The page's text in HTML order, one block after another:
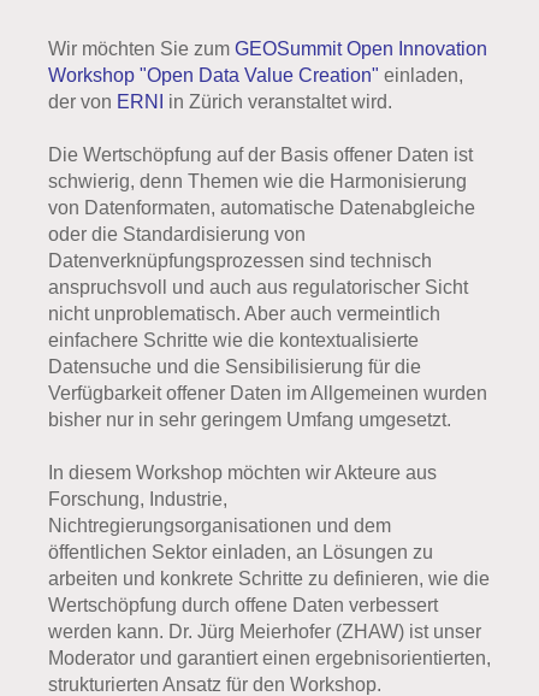
Wir möchten Sie zum GEOSummit Open Innovation
Workshop "Open Data Value Creation" einladen,
der von ERNI in Zürich veranstaltet wird.
Die Wertschöpfung auf der Basis offener Daten ist
schwierig, denn Themen wie die Harmonisierung
von Datenformaten, automatische Datenabgleiche
oder die Standardisierung von
Datenverknüpfungsprozessen sind technisch
anspruchsvoll und auch aus regulatorischer Sicht
nicht unproblematisch. Aber auch vermeintlich
einfachere Schritte wie die kontextualisierte
Datensuche und die Sensibilisierung für die
Verfügbarkeit offener Daten im Allgemeinen wurden
bisher nur in sehr geringem Umfang umgesetzt.
In diesem Workshop möchten wir Akteure aus
Forschung, Industrie,
Nichtregierungsorganisationen und dem
öffentlichen Sektor einladen, an Lösungen zu
arbeiten und konkrete Schritte zu definieren, wie die
Wertschöpfung durch offene Daten verbessert
werden kann. Dr. Jürg Meierhofer (ZHAW) ist unser
Moderator und garantiert einen ergebnisorientierten,
strukturierten Ansatz für den Workshop.